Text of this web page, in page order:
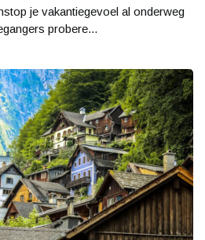
je vakantiegevoel al onderweg
probere...